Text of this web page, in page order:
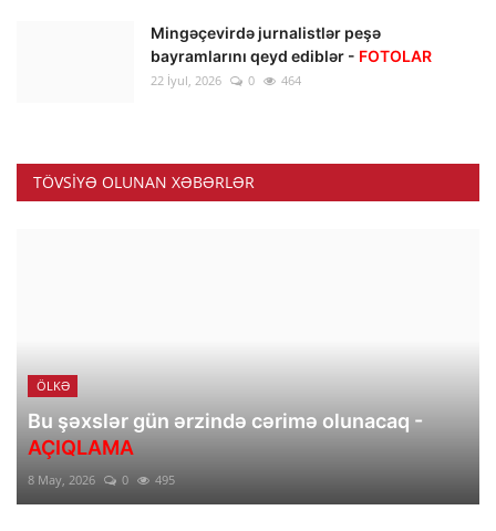
Mingəçevirdə jurnalistlər peşə
bayramlarını qeyd ediblər - FOTOLAR
22 İyul, 2026 0 464
TÖVSIYƏ OLUNAN XƏBƏRLƏR
ÖLKƏ
Bu şəxslər gün ərzində cərimə olunacaq -
AÇIQLAMA
8 May, 2026 0 495